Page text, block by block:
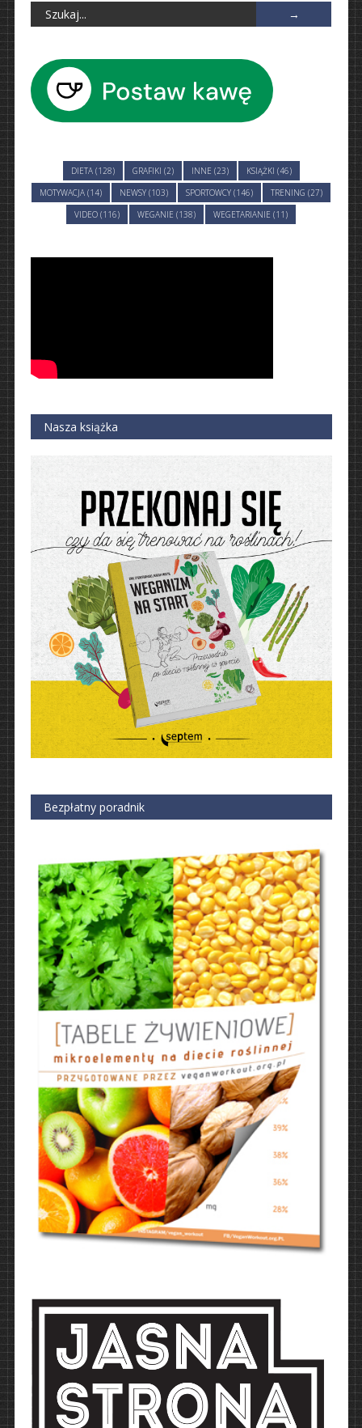
DIETA (128) GRAFIKI (2) INNE (23)
KSIĄŻKI (46)
MOTYWACJA (14)
NEWSY (103) SPORTOWCY (146)
TRENING (27)
VIDEO (116)
WEGANIE (138) WEGETARIANIE (11)
Nasza książka
Bezpłatny poradnik